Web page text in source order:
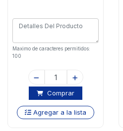
Maximo de caracteres permitidos:
100
Comprar
Agregar a la lista